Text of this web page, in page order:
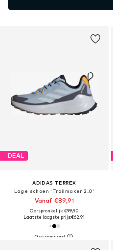
DEAL
ADIDAS TERREX
Lage schoen 'Trailmaker 2.0'
Vanaf €89,91
Oorspronkelijk: €99,90
Laatste laagste prijs:€62,91